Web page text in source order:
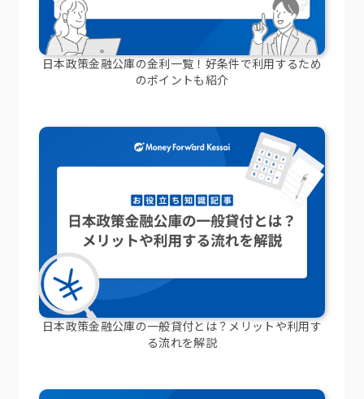
日本政策金融公庫の金利一覧！好条件で利用するため
のポイントも紹介
日本政策金融公庫の一般貸付とは？メリットや利用す
る流れを解説